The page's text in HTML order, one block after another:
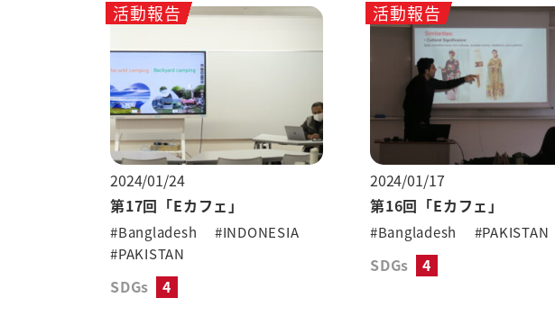
活動報告
2024/01/24
第17回「Eカフェ」
#Bangladesh
#INDONESIA
#PAKISTAN
SDGs 4
活動報告
2024/01/17
第16回「Eカフェ」
#Bangladesh #PAKISTAN
SDGs 4